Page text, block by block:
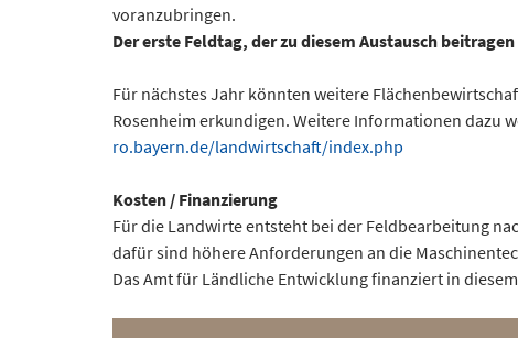
voranzubringen.
Der erste Feldtag, der zu diesem Austausch
Für nächstes Jahr könnten weitere
Rosenheim erkundigen. Weitere Informationen dazu
ro.bayern.de/landwirtschaft/index.php
Kosten / Finanzierung
Für die Landwirte entsteht bei der Feldbearbeitung
dafür sind höhere Anforderungen an die
Das Amt für Ländliche Entwicklung finanziert in